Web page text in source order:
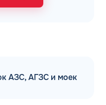
АЗС, АГЗС и моек